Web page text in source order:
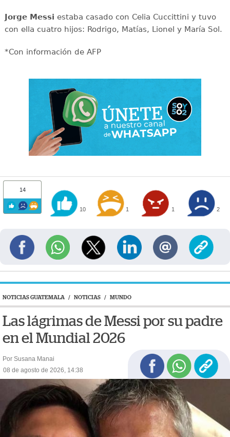
Jorge Messi estaba casado con Celia Cuccittini y tuvo
con ella cuatro hijos: Rodrigo, Matías, Lionel y María Sol.
*Con información de AFP
14
10 1 1 2
NOTICIAS GUATEMALA / NOTICIAS / MUNDO
Las lágrimas de Messi por su padre
en el Mundial 2026
Por Susana Manai
08 de agosto de 2026, 14:38